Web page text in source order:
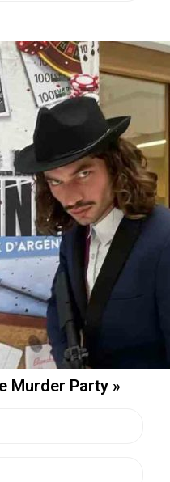
Murder Party »